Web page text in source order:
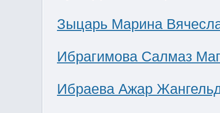
Зыцарь Марина
Ибрагимова Салмаз
Ибраева Ажар